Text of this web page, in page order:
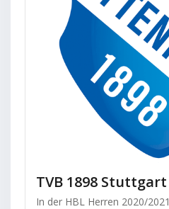
TVB 1898 Stuttgart
In der HBL Herren 2020/2021